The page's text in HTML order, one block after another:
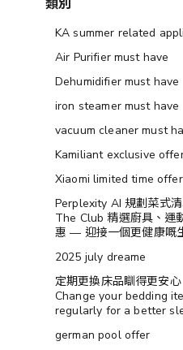
類別
KA summer related
Air Purifier must have
Dehumidifier must have
iron steamer must have
vacuum cleaner must
Kamiliant exclusive
Xiaomi limited time offer
Perplexity AI 規劃菜式
The Club 精選廚具、運
惠 — 迎接一個更健康嘅
2025 july dreame
定期更換床品瞓得更安心
Change your bedding
regularly for a better
german pool offer